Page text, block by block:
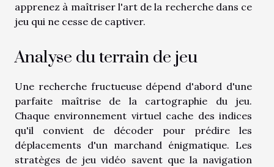
apprenez à maîtriser l'art de la recherche dans ce
jeu qui ne cesse de captiver.
Analyse du terrain de jeu
Une recherche fructueuse dépend d'abord d'une
parfaite maîtrise de la cartographie du jeu.
Chaque environnement virtuel cache des indices
qu'il convient de décoder pour prédire les
déplacements d'un marchand énigmatique. Les
stratèges de jeu vidéo savent que la navigation